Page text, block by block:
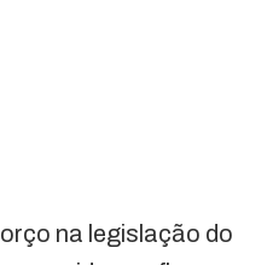
na legislação do